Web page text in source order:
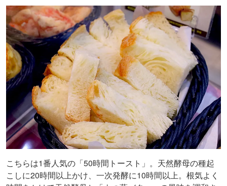
こちらは1番人気の「50時間トースト」。天然酵母の種起
こしに20時間以上かけ、一次発酵に10時間以上。根気よく